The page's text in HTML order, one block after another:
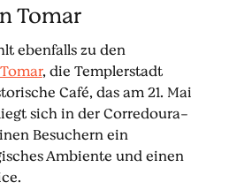
Tomar
ebenfalls zu den
Tomar, die Templerstadt
Café, das am 21. Mai
sich in der Corredoura-
Besuchern ein
Ambiente und einen